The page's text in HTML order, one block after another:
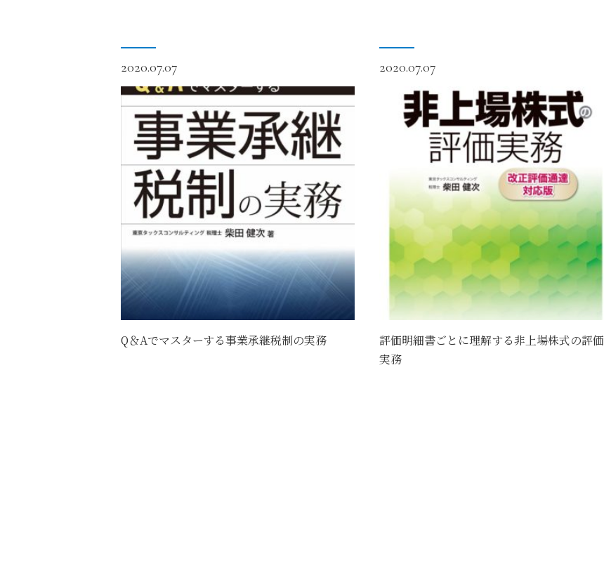
2020.07.07
Q＆Aでマスターする事業承継税制の実務
2020.07.07
評価明細書ごとに理解する非上場株式の評価
実務